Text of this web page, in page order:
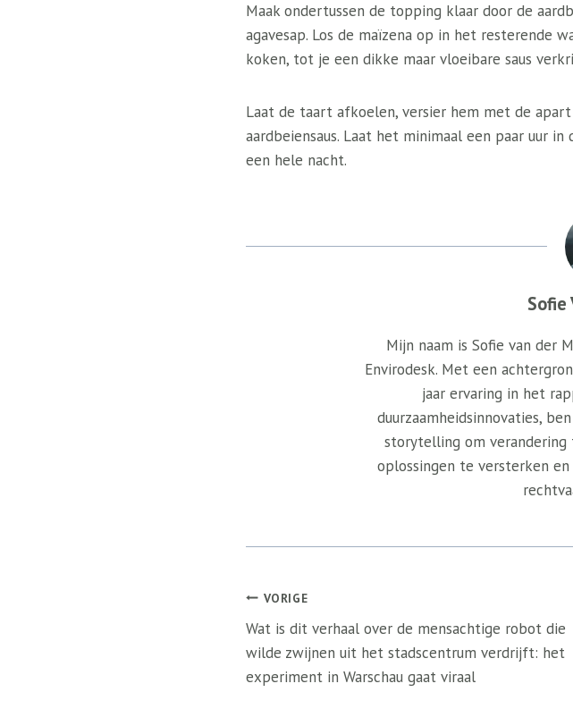
Maak ondertussen de topping klaar door de
agavesap. Los de maïzena op in het resterende
koken, tot je een dikke maar vloeibare saus
Laat de taart afkoelen, versier hem met de
aardbeiensaus. Laat het minimaal een paar uur
een hele nacht.
Sofie
Mijn naam is Sofie van der
Envirodesk. Met een
jaar ervaring in het
duurzaamheidsinnovaties,
storytelling om verandering
oplossingen te versterken
Bericht
navigatie
VORIGE
Wat is dit verhaal over de mensachtige robot die
wilde zwijnen uit het stadscentrum verdrijft: het
experiment in Warschau gaat viraal